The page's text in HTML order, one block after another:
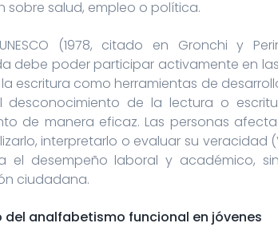
sobre salud, empleo o política.
(1978, citado en Gronchi y
debe poder participar activamente en
escritura como herramientas de
desconocimiento de la lectura o
de manera eficaz. Las personas
interpretarlo o evaluar su veracidad
el desempeño laboral y académico,
ciudadana.
del analfabetismo funcional en jóvenes